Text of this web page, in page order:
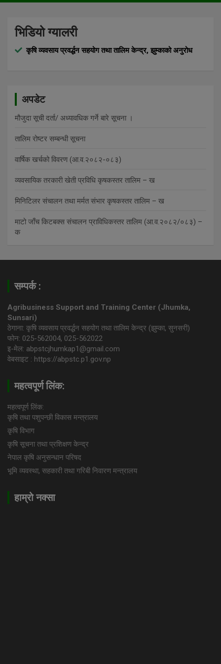
भिडियो ग्यालरी
कृषि व्यवसाय प्रवर्द्धन सहयोग तथा तालिम केन्द्र, झुम्काको अनुरोध
अपडेट
मौजुदा सूची दर्ता/ अध्यावधिक गर्ने बारे सूचना ।
तालिम रोष्टर सम्बन्धी सूचना
वार्षिक खर्चको विवरण (आ.व.२०८२-०८३)
व्यवसायिक तरकारी खेती प्रविधि कृषकस्तर तालिम – ख
मिनिटिलर संचालन तथा मर्मत संभार कृषकस्तर तालिम – ख
माटो जाँच किटबक्स संचालन प्राविधिकस्तर तालिम (आ.व.२०८२/०८३) –
क
सम्पर्क :
Agribusiness Support and Training Center (Jhumka,
Sunsari)
ठेगाना: कृषि व्यवसाय प्रवर्द्धन सहयोग तथा तालिम केन्द्र (झुम्का, सुनसरी)
फोन: 025-562004, 025-562022
इ-मेल: abpstcjhumkap1@gmail.com
वेबसाइट : https://abpstc.p1.gov.np
महत्वपूर्ण लिंक:
महत्वपूर्ण लिंक:
कृषि तथा पशुपन्छी विकास मन्त्रालय
कृषि विभाग
कृषि सूचना तथा प्रशिक्षण केन्द्र
नेपाल कृषि अनुसन्धान परिषद
भूमि व्यवस्था, सहकारी तथा गरिबी निवारण मन्त्रालय
हाम्रो नक्सा